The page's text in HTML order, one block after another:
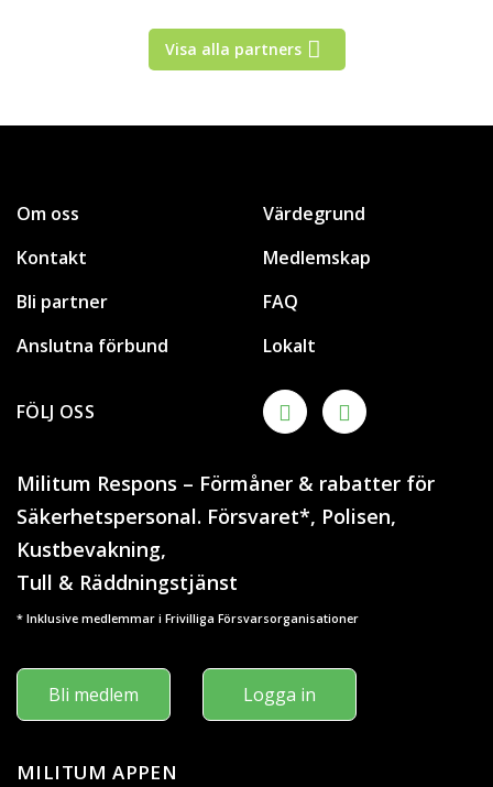
Visa alla partners
Om oss
Kontakt
Bli partner
Anslutna förbund
Värdegrund
Medlemskap
FAQ
Lokalt
FÖLJ OSS
Militum Respons – Förmåner & rabatter för
Säkerhetspersonal. Försvaret*, Polisen,
Kustbevakning,
Tull & Räddningstjänst
* Inklusive medlemmar i Frivilliga Försvarsorganisationer
Bli medlem Logga in
MILITUM APPEN